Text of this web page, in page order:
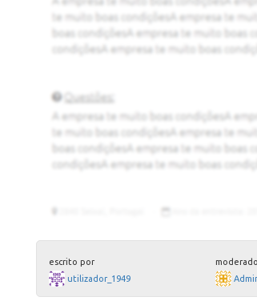
escrito por
utilizador_1949